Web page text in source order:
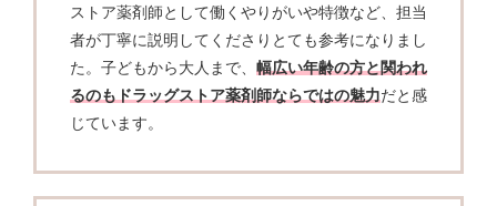
ストア薬剤師として働くやりがいや特徴など、担当
者が丁寧に説明してくださりとても参考になりまし
た。子どもから大人まで、 幅広い年齢の方と関われ
るのもドラッグストア薬剤師ならではの魅力だと感
じています。